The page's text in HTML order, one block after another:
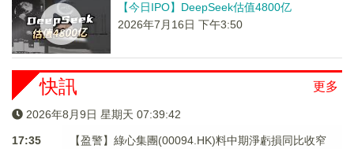
【今日IPO】DeepSeek估值4800亿
2026年7月16日 下午3:50
更多
快訊
2026年8月9日 星期天 07:39:43
17:35
【盈警】綠心集團(00094.HK)料中期淨虧損同比收窄